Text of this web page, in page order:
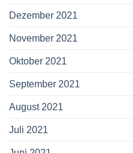
Dezember 2021
November 2021
Oktober 2021
September 2021
August 2021
Juli 2021